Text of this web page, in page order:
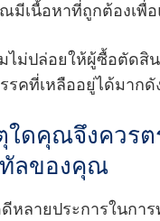
มีเนื้อหาที่ถูกต้องเพื่
ไม่ปล่อยให้ผู้ซื้อตัดสิ
รคที่เหลืออยู่ได้มากดั
ใดคุณจึงควร
ลของคุณ
หลายประการในกา